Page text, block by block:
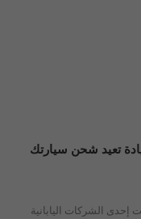
تعيد شحن سيارتك
إحدى الشركات اليابانية